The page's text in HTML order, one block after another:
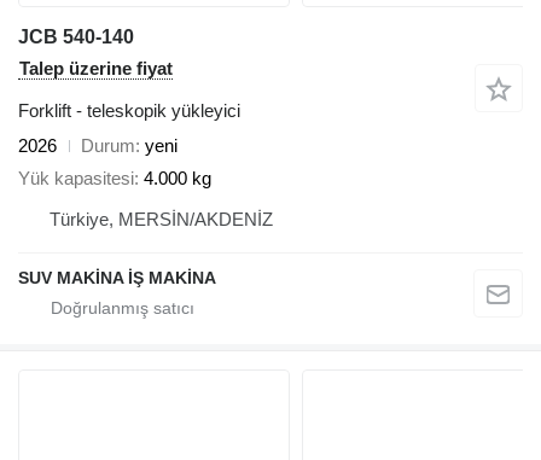
JCB 540-140
Talep üzerine fiyat
Forklift - teleskopik yükleyici
2026
Durum yeni
Yük kapasitesi 4.000 kg
Türkiye, MERSİN/AKDENİZ
SUV MAKİNA İŞ MAKİNA